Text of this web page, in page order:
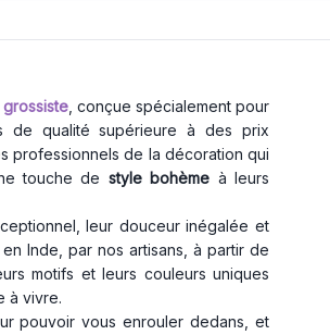
, conçue spécialement pour
de qualité supérieure à des prix
professionnels de la décoration qui
touche de style bohème à leurs
leur douceur inégalée et
Inde, par nos artisans, à partir de
motifs et leurs couleurs uniques
à vivre.
pouvoir vous enrouler dedans, et